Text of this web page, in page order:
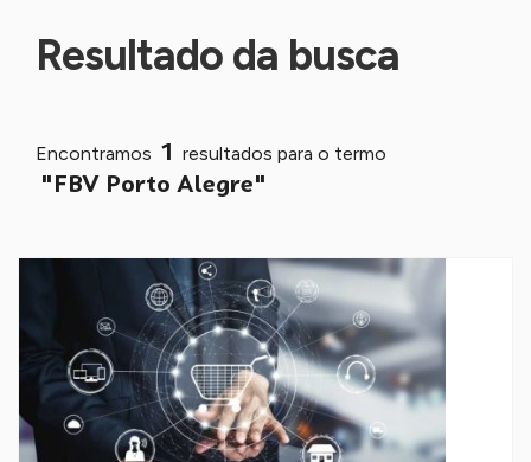
Resultado da busca
Encontramos 1 resultados para o termo
"FBV Porto Alegre"